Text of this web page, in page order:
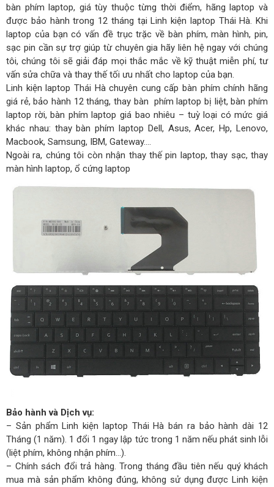
bàn phím laptop, giá tùy thuộc từng thời điểm, hãng laptop và
được bảo hành trong 12 tháng tại Linh kiện laptop Thái Hà. Khi
laptop của bạn có vấn đề trục trặc về bàn phím, màn hình, pin,
sạc pin cần sự trợ giúp từ chuyên gia hãy liên hệ ngay với chúng
tôi, chúng tôi sẽ giải đáp mọi thắc mắc về kỹ thuật miễn phí, tư
vấn sửa chữa và thay thế tối ưu nhất cho laptop của bạn.
Linh kiện laptop Thái Hà chuyên cung cấp bàn phím chính hãng
giá rẻ, bảo hành 12 tháng, thay bàn phím laptop bị liệt, bàn phím
laptop rời, bàn phím laptop giá bao nhiêu – tuỳ loại có mức giá
khác nhau: thay bàn phím laptop Dell, Asus, Acer, Hp, Lenovo,
Macbook, Samsung, IBM, Gateway….
Ngoài ra, chúng tôi còn nhận thay thế pin laptop, thay sạc, thay
màn hình laptop, ổ cứng laptop
Bảo hành và Dịch vụ:
– Sản phẩm Linh kiện laptop Thái Hà bán ra bảo hành dài 12
Tháng (1 năm). 1 đổi 1 ngay lập tức trong 1 năm nếu phát sinh lỗi
(liệt phím, không nhận phím…).
– Chính sách đổi trả hàng. Trong tháng đầu tiên nếu quý khách
mua mà sản phẩm không đúng, không sử dụng được Linh kiện